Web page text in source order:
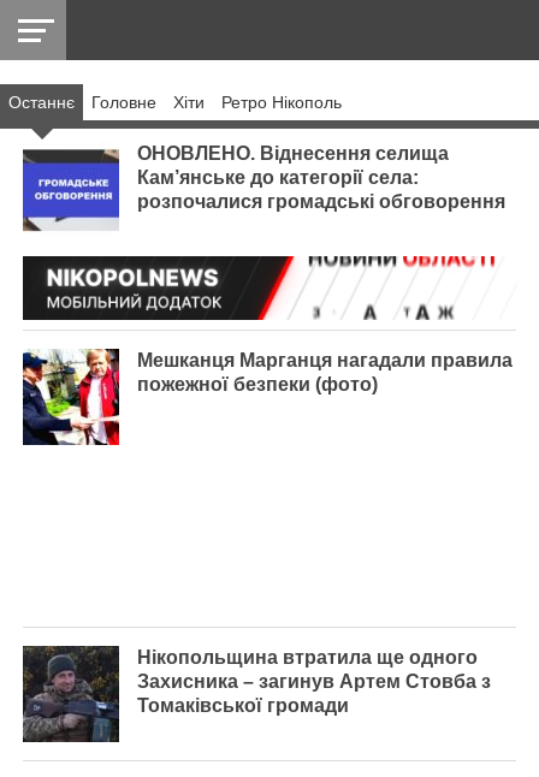
НІКОПОЛЬ
РАЙОН
СІЧЕСЛАВСЬКА
УКРАЇНА
РЕТРО
ЛАЙТ
УКРАЇНА
ДОПОМОГА
Останнє Головнe Хіти Ретро Нікополь
ОНОВЛЕНО. Віднесення селища
Кам’янське до категорії села:
розпочалися громадські обговорення
Мешканця Марганця нагадали правила
пожежної безпеки (фото)
Нікопольщина втратила ще одного
Захисника – загинув Артем Стовба з
Томаківської громади